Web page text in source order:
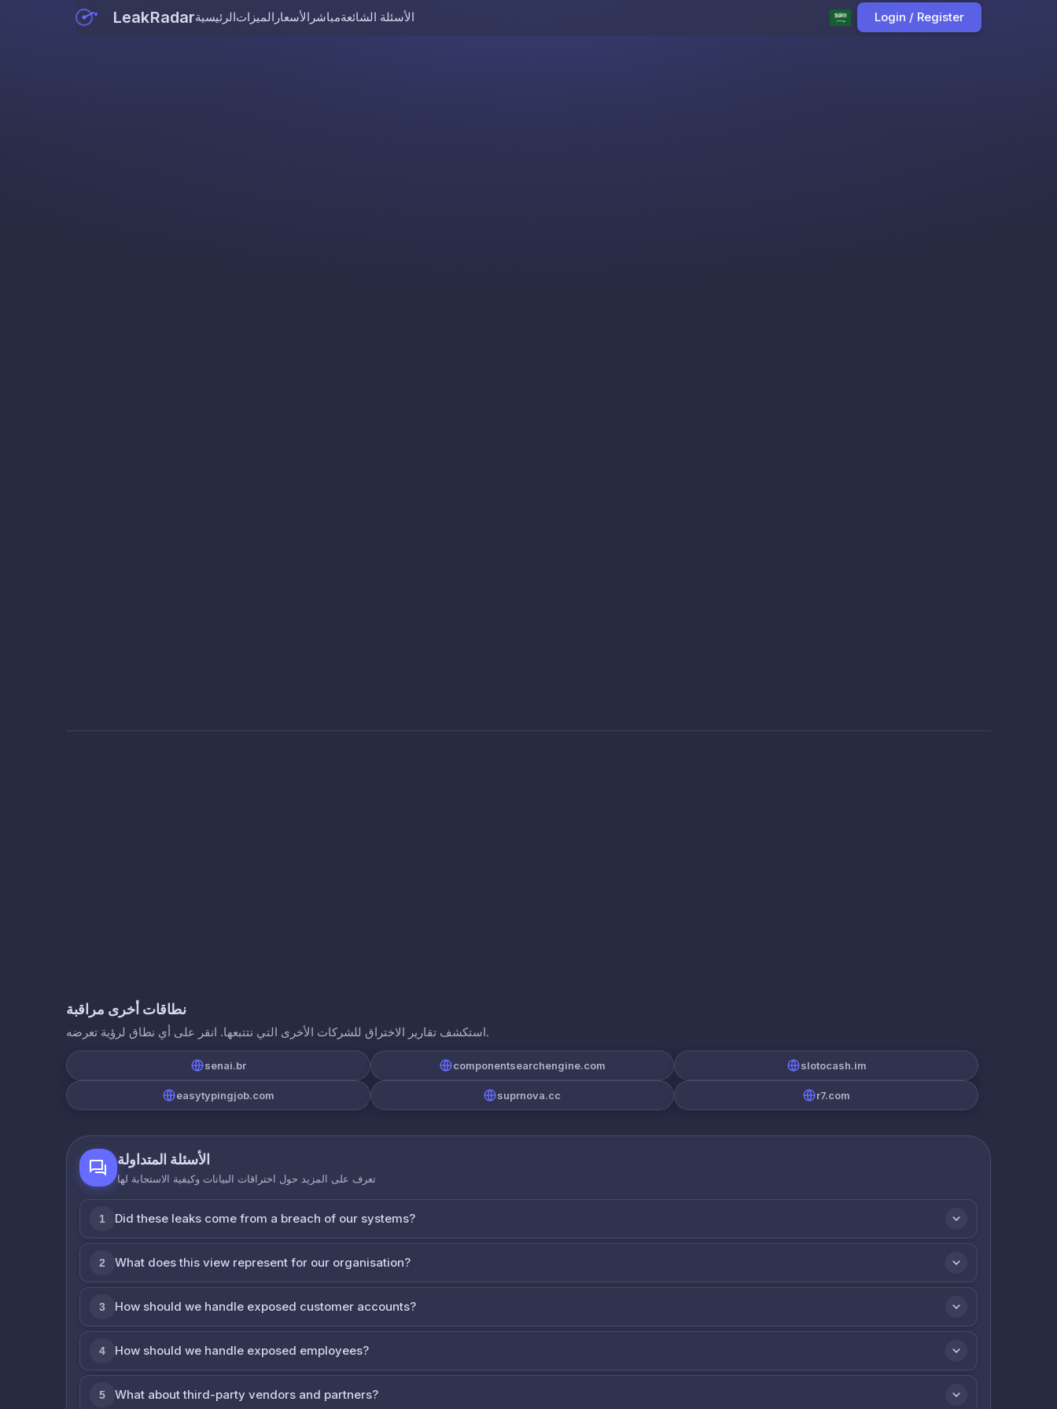
LeakRadarالرئيسيةالميزات الأسعار مباشرالأسئلة الشائعة Login / Register
نطاقات أخرى مراقبة
استكشف تقارير الاختراق للشركات الأخرى التي نتتبعها. انقر على أي نطاق لرؤية تعرضه.
senai.br componentsearchengine.com slotocash.im
easytypingjob.com suprnova.cc r7.com
الأسئلة المتداولة
تعرف على المزيد حول اختراقات البيانات وكيفية الاستجابة لها
1 Did these leaks come from a breach of our systems?
2 What does this view represent for our organisation?
3 How should we handle exposed customer accounts?
4 How should we handle exposed employees?
5 What about third-party vendors and partners?